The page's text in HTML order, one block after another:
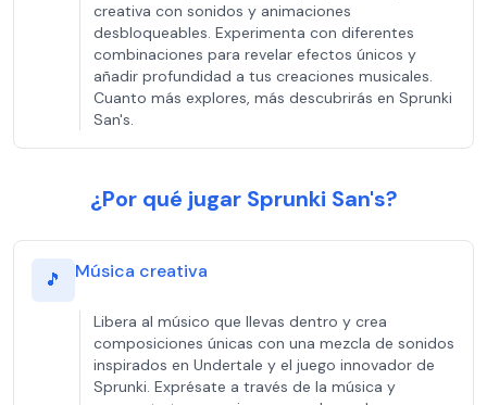
creativa con sonidos y animaciones
desbloqueables. Experimenta con diferentes
combinaciones para revelar efectos únicos y
añadir profundidad a tus creaciones musicales.
Cuanto más explores, más descubrirás en Sprunki
San's.
¿Por qué jugar Sprunki San's?
🎵 Música creativa
Libera al músico que llevas dentro y crea
composiciones únicas con una mezcla de sonidos
inspirados en Undertale y el juego innovador de
Sprunki. Exprésate a través de la música y